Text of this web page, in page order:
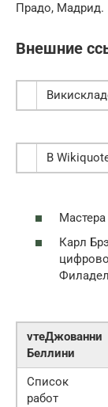
Прадо, Мадрид.
Внешние
В
Мастера
Карл
vтеДжованни
Беллини
Список
работ